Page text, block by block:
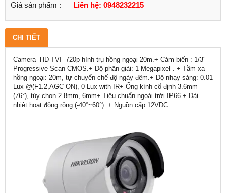
Giá sản phẩm : Liên hệ: 0948232215
CHI TIẾT
Camera HD-TVI 720p hình trụ hồng ngoại 20m.+ Cảm biến : 1/3"
Progressive Scan CMOS.+ Độ phân giải: 1 Megapixel . + Tầm xa
hồng ngoại: 20m, tự chuyển chế độ ngày đêm.+ Độ nhạy sáng: 0.01
Lux @(F1.2,AGC ON), 0 Lux with IR+ Ống kính cố định 3.6mm
(76°), tùy chọn 2.8mm, 6mm+ Tiêu chuẩn ngoài trời IP66.+ Dải
nhiệt hoạt động rộng (-40°~60°). + Nguồn cấp 12VDC.